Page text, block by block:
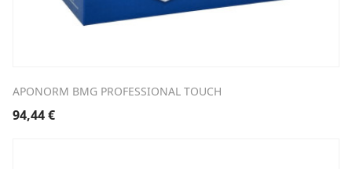
APONORM BMG PROFESSIONAL TOUCH
94,44€